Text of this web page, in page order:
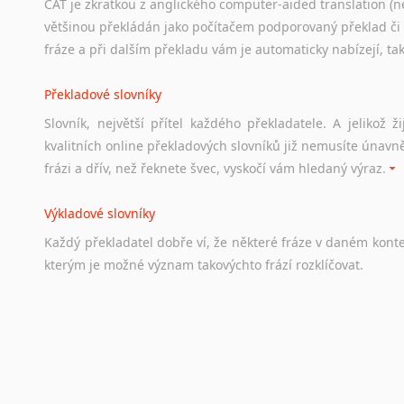
Studium v Austrálii
Soubor odkazů užitečných všem, kteří uvažují o studiu v
a zázemí, australské univerzity a samozřejmě i osobní
Práce v Austrálii
Odkazy poskytující cenné informace nekomerčního
hledat práci na internetu případně osobní zkušenosti
Hledáte-li
práci
stejná obecná pravidla, jako pro český životopis. Tak dost
CAT je zkratkou z anglického computer-aided translation
většinou překládán jako počítačem podporovaný překlad
fráze a při dalším překladu vám je automaticky nabízejí,
Překladové slovníky
Slovník, největší přítel každého překladatele. A jelikož
kvalitních online překladových slovníků již nemusíte
frázi a dřív, než řeknete švec, vyskočí vám hledaný výraz.
Výkladové slovníky
Každý překladatel dobře ví, že některé fráze v daném
kterým je možné význam takovýchto frází rozklíčovat.